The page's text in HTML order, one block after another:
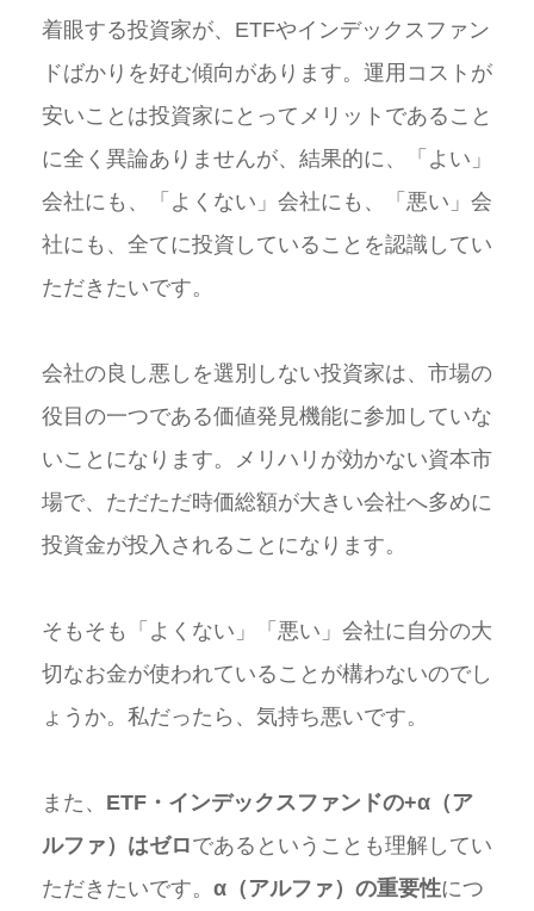
着眼する投資家が、ETFやインデックスファン
ドばかりを好む傾向があります。運用コストが
安いことは投資家にとってメリットであること
に全く異論ありませんが、結果的に、「よい」
会社にも、「よくない」会社にも、「悪い」会
社にも、全てに投資していることを認識してい
ただきたいです。
会社の良し悪しを選別しない投資家は、市場の
役目の一つである価値発見機能に参加していな
いことになります。メリハリが効かない資本市
場で、ただただ時価総額が大きい会社へ多めに
投資金が投入されることになります。
そもそも「よくない」「悪い」会社に自分の大
切なお金が使われていることが構わないのでし
ょうか。私だったら、気持ち悪いです。
また、 ETF・インデックスファンドの+α（ア
ルファ）はゼロであるということも理解してい
ただきたいです。 α（アルファ）の重要性につ